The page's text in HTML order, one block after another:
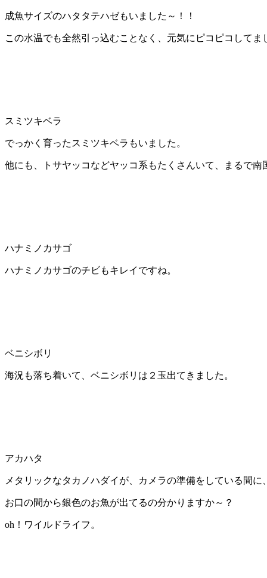
成魚サイズのハタタテハゼもいました～！！
この水温でも全然引っ込むことなく、元気にピコピコしてま
スミツキベラ
でっかく育ったスミツキベラもいました。
他にも、トサヤッコなどヤッコ系もたくさんいて、まるで南
ハナミノカサゴ
ハナミノカサゴのチビもキレイですね。
ベニシボリ
海況も落ち着いて、ベニシボリは２玉出てきました。
アカハタ
メタリックなタカノハダイが、カメラの準備をしている間に
お口の間から銀色のお魚が出てるの分かりますか～？
oh！ワイルドライフ。